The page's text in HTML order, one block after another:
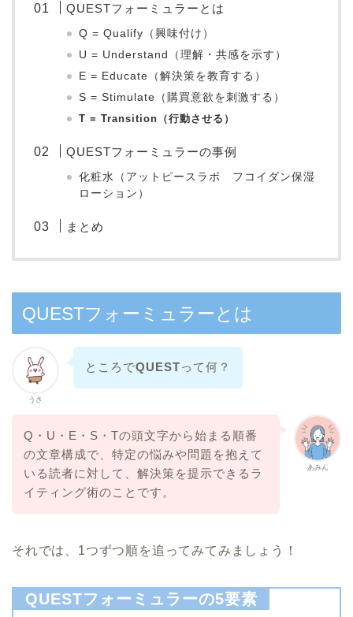
QUESTフォーミュラーとは
Q = Qualify（興味付け）
U = Understand（理解・共感を示す）
E = Educate（解決策を教育する）
S = Stimulate（購買意欲を刺激する）
T = Transition（行動させる）
QUESTフォーミュラーの事例
化粧水（アットピースラボ フコイダン保湿
ローション）
まとめ
QUESTフォーミュラーとは
うさ
ところでQUESTって何？
あみん
Q・U・E・S・Tの頭文字から始まる順番
の文章構成で、特定の悩みや問題を抱えて
いる読者に対して、解決策を提示できるラ
イティング術のことです。
それでは、1つずつ順を追ってみてみましょう！
QUESTフォーミュラーの5要素